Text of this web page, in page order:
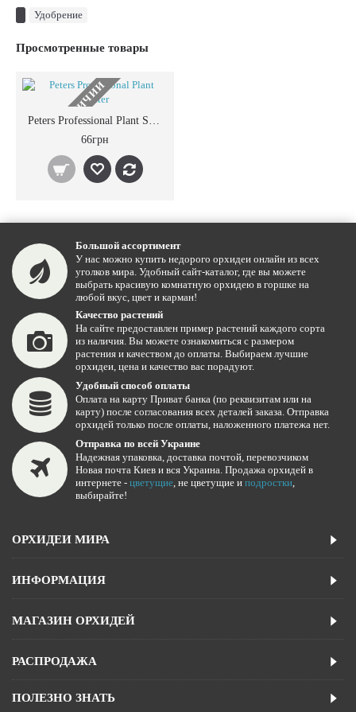
Удобрение
Просмотренные товары
НЕТ В НАЛИЧИИ
Peters Professional Plant Starter
66грн
Большой ассортимент
У нас можно купить недорого орхидеи онлайн из всех
уголков мира. Удобный сайт-каталог, где вы можете
выбрать красивую комнатную орхидею в горшке на
любой вкус, цвет и карман!
Качество растений
На сайте предоставлен пример растений каждого сорта
из наличия. Вы можете ознакомиться с размером
растения и качеством до оплаты. Выбираем лучшие
орхидеи, цена и качество вас порадуют.
Удобный способ оплаты
Оплата на карту Приват банка (по реквизитам или на
карту) после согласования всех деталей заказа. Отправка
орхидей только после оплаты, наложенного платежа нет.
Отправка по всей Украине
Надежная упаковка, доставка почтой, перевозчиком
Новая почта Киев и вся Украина. Продажа орхидей в
интернете - цветущие, не цветущие и подростки,
выбирайте!
ОРХИДЕИ МИРА
ИНФОРМАЦИЯ
МАГАЗИН ОРХИДЕЙ
РАСПРОДАЖА
ПОЛЕЗНО ЗНАТЬ